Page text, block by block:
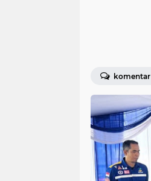
komentar